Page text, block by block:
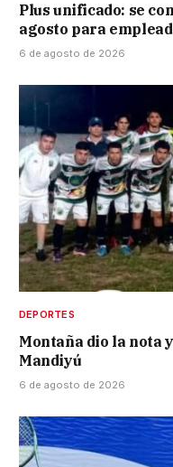
Plus unificado: se
agosto para
6 de agosto de 2026
DEPORTES
Montaña dio la nota
Mandiyú
6 de agosto de 2026